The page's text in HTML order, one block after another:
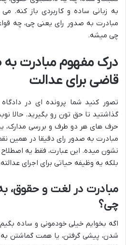
به زبانی ساده و کاربردی باز کنه.
مبادرت به صدور رای یعنی چی، چه
چی میشه.
درک مفهوم مبادرت
قاضی برای عدالت
تصور کنید شما پرونده ای در
گذاشتید تا حق تون رو بگیرید. حالا
حرف های هر دو طرف و بررسی مدارک،
مبادرت به صدور رای دقیقا در همین
نشون میده. این عبارت، فقط یه
بلکه یه وظیفه حیاتی برای اجرای
مبادرت در لغت و حقوق،
چی؟
اگه بخوایم خیلی خودمونی و ساده
شدن، پیشی گرفتن، یا همت گماشتن